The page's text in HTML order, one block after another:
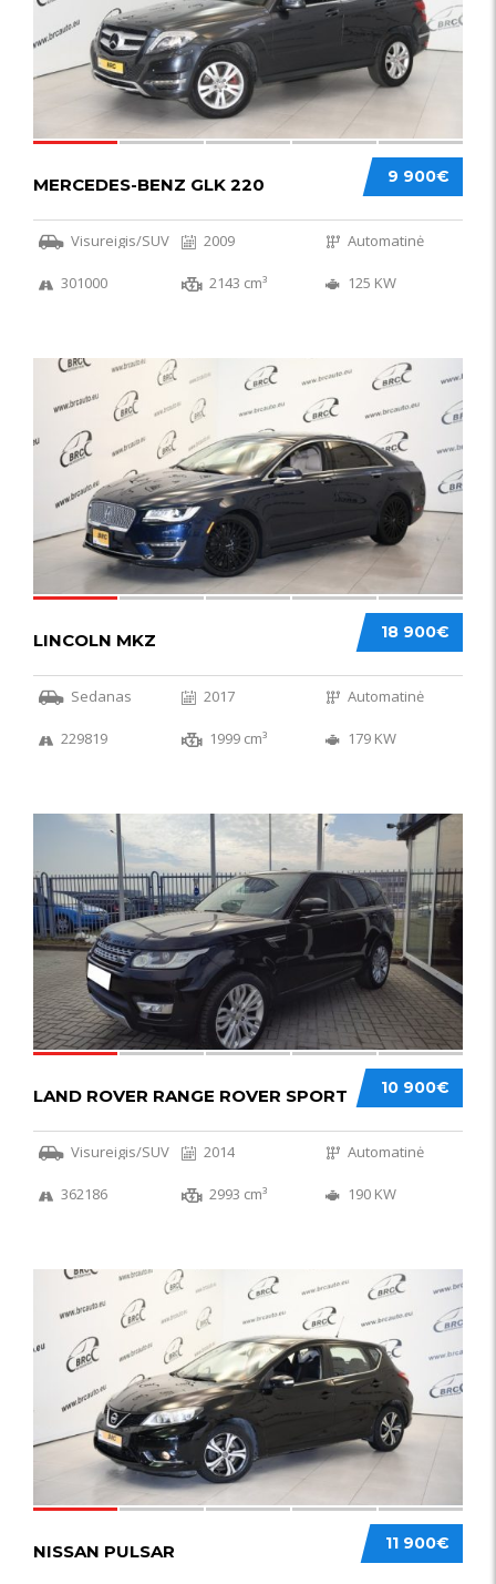
9 900€
MERCEDES-BENZ GLK 220
Visureigis/SUV 2009 Automatinė
301000 2143 cm³ 125 KW
18 900€
LINCOLN MKZ
Sedanas 2017 Automatinė
229819 1999 cm³ 179 KW
10 900€
LAND ROVER RANGE ROVER SPORT
Visureigis/SUV 2014 Automatinė
362186 2993 cm³ 190 KW
11 900€
NISSAN PULSAR